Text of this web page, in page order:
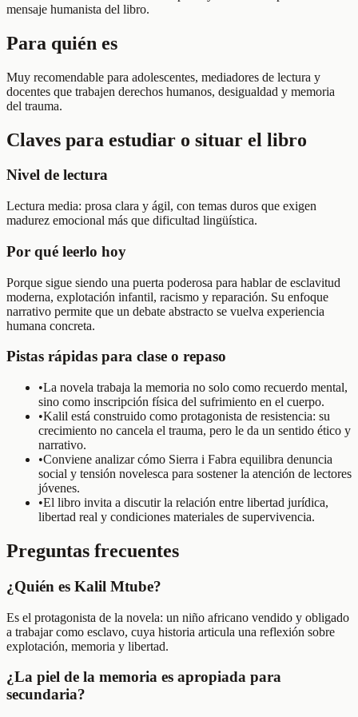
mensaje humanista del libro.
Para quién es
Muy recomendable para adolescentes, mediadores de lectura y
docentes que trabajen derechos humanos, desigualdad y memoria
del trauma.
Claves para estudiar o situar el libro
Nivel de lectura
Lectura media: prosa clara y ágil, con temas duros que exigen
madurez emocional más que dificultad lingüística.
Por qué leerlo hoy
Porque sigue siendo una puerta poderosa para hablar de esclavitud
moderna, explotación infantil, racismo y reparación. Su enfoque
narrativo permite que un debate abstracto se vuelva experiencia
humana concreta.
Pistas rápidas para clase o repaso
•La novela trabaja la memoria no solo como recuerdo mental,
sino como inscripción física del sufrimiento en el cuerpo.
•Kalil está construido como protagonista de resistencia: su
crecimiento no cancela el trauma, pero le da un sentido ético y
narrativo.
•Conviene analizar cómo Sierra i Fabra equilibra denuncia
social y tensión novelesca para sostener la atención de lectores
jóvenes.
•El libro invita a discutir la relación entre libertad jurídica,
libertad real y condiciones materiales de supervivencia.
Preguntas frecuentes
¿Quién es Kalil Mtube?
Es el protagonista de la novela: un niño africano vendido y obligado
a trabajar como esclavo, cuya historia articula una reflexión sobre
explotación, memoria y libertad.
¿La piel de la memoria es apropiada para
secundaria?